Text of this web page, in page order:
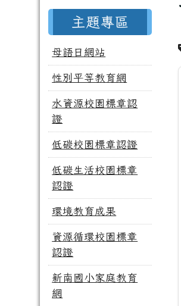
主題專區
母語日網站
性別平等教育網
水資源校園標章認
證
低碳校園標章認證
低碳生活校園標章
認證
環境教育成果
資源循環校園標章
認證
新南國小家庭教育
網